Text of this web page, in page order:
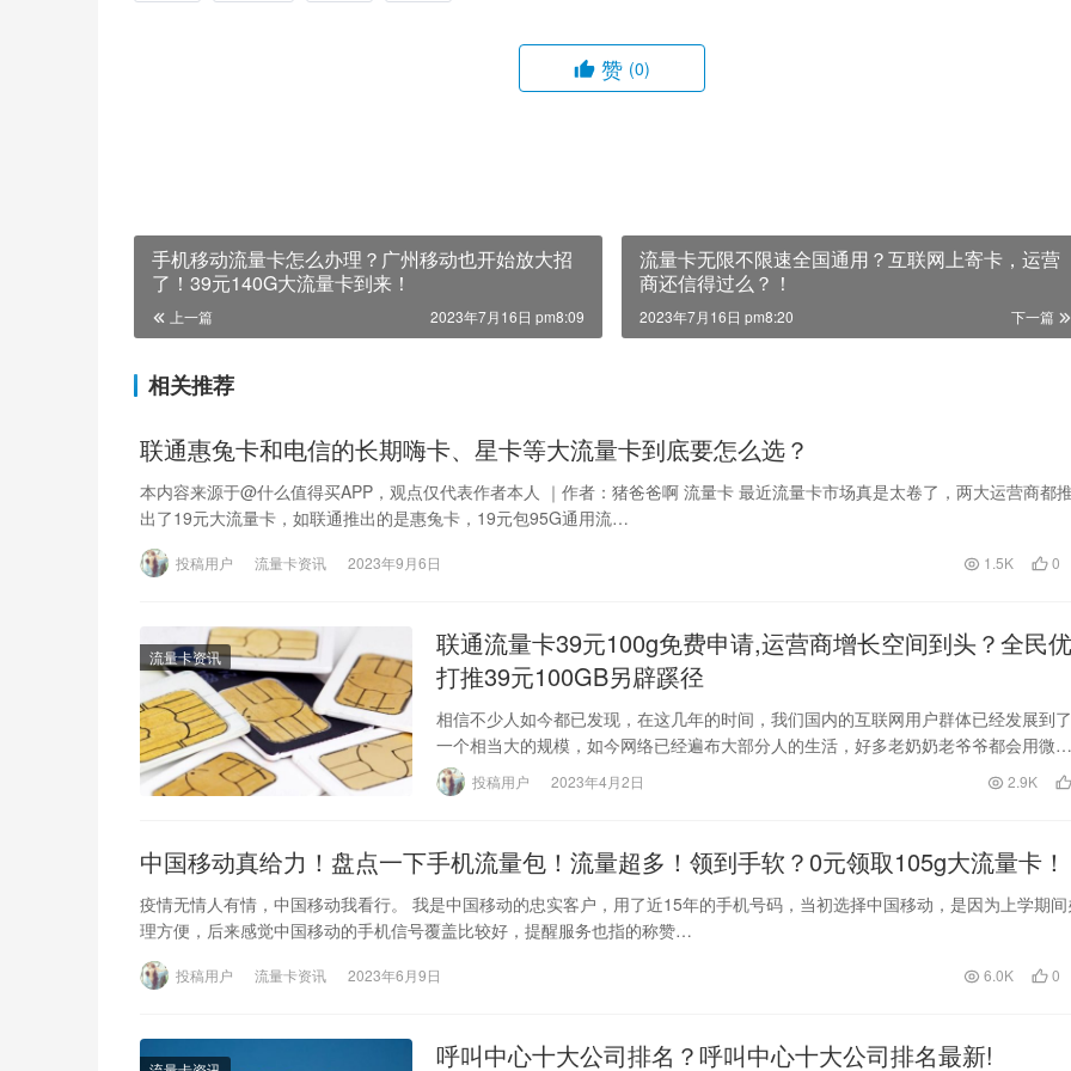
赞 (0)
手机移动流量卡怎么办理？广州移动也开始放大招
了！39元140G大流量卡到来！
上一篇 2023年7月16日 pm8:09
流量卡无限不限速全国通用？互联网上寄卡，运营
商还信得过么？！
下一篇
2023年7月16日 pm8:20
相关推荐
联通惠兔卡和电信的长期嗨卡、星卡等大流量卡到底要怎么选？
本内容来源于@什么值得买APP，观点仅代表作者本人 ｜作者：猪爸爸啊 流量卡 最近流量卡市场真是太卷了，两大运营商都
出了19元大流量卡，如联通推出的是惠兔卡，19元包95G通用流…
投稿用户 流量卡资讯 2023年9月6日 1.5K 0
流量卡资讯
联通流量卡39元100g免费申请,运营商增长空间到头？全民优
打推39元100GB另辟蹊径
相信不少人如今都已发现，在这几年的时间，我们国内的互联网用户群体已经发展到了
一个相当大的规模，如今网络已经遍布大部分人的生活，好多老奶奶老爷爷都会用微信
聊天和微信支付了，根据调查显…
投稿用户 2023年4月2日 2.9K
中国移动真给力！盘点一下手机流量包！流量超多！领到手软？0元领取105g大流量卡！
疫情无情人有情，中国移动我看行。 我是中国移动的忠实客户，用了近15年的手机号码，当初选择中国移动，是因为上学期
理方便，后来感觉中国移动的手机信号覆盖比较好，提醒服务也指的称赞…
投稿用户 流量卡资讯 2023年6月9日 6.0K 0
呼叫中心十大公司排名？呼叫中心十大公司排名最新!